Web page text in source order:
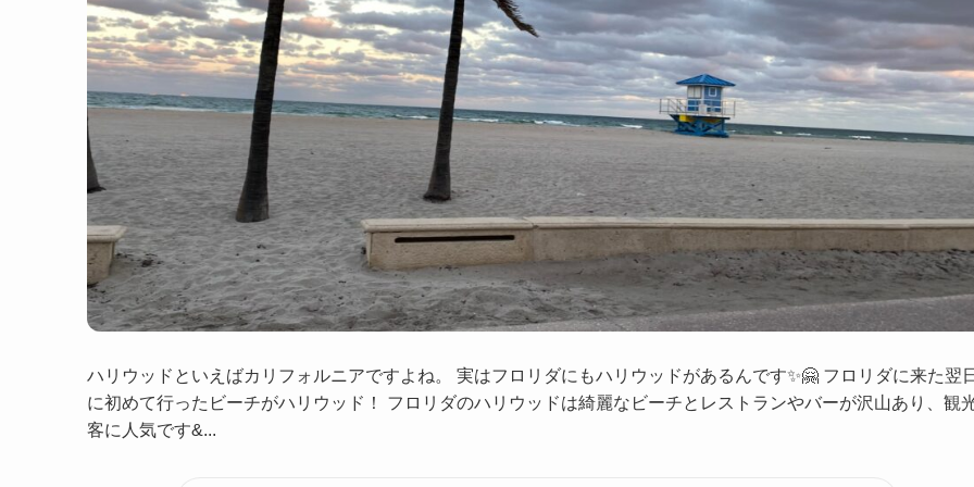
ハリウッドといえばカリフォルニアですよね。 実はフロリダにもハリウッドがあるんです✨🤗 フロリダに来た翌
に初めて行ったビーチがハリウッド！ フロリダのハリウッドは綺麗なビーチとレストランやバーが沢山あり、観
客に人気です&...